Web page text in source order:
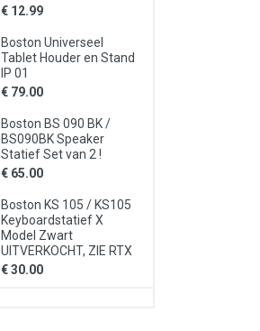
€ 12.99
Boston Universeel
Tablet Houder en Stand
IP 01
€ 79.00
Boston BS 090 BK /
BS090BK Speaker
Statief Set van 2 !
€ 65.00
Boston KS 105 / KS105
Keyboardstatief X
Model Zwart
UITVERKOCHT, ZIE RTX
€ 30.00